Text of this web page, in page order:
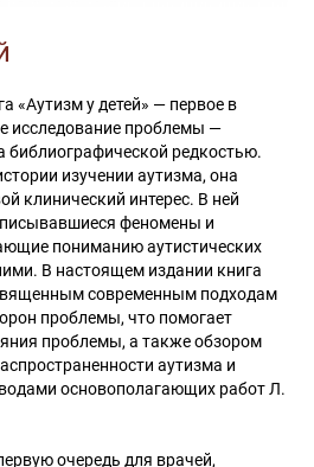
«Аутизм у детей» — первое в
исследование проблемы —
библиографической редкостью.
изучении аутизма, она
клинический интерес. В ней
феномены и
пониманию аутистических
В настоящем издании книга
современным подходам
проблемы, что помогает
проблемы, а также обзором
аутизма и
основополагающих работ Л.
очередь для врачей,